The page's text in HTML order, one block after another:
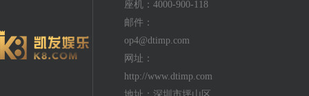
座机：4000-900-118
邮件：
op4@dtimp.com
网址：
http://www.dtimp.com